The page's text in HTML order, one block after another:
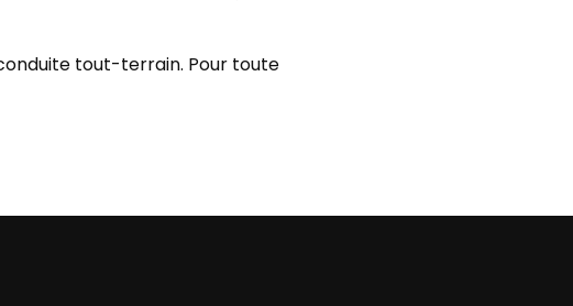
tout-terrain. Pour toute